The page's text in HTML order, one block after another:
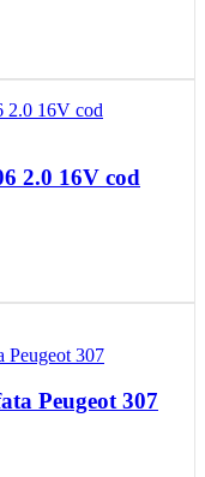
2.0 16V cod
Peugeot 307